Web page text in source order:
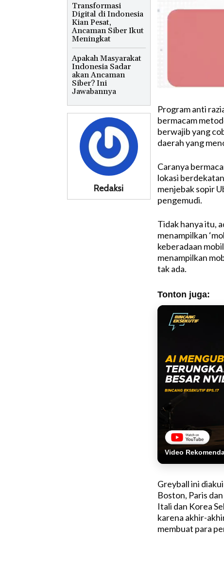
Transformasi
Digital di Indonesia
Kian Pesat,
Ancaman Siber Ikut
Meningkat
Apakah Masyarakat
Indonesia Sadar
akan Ancaman
Siber? Ini
Jawabannya
Redaksi
Program anti
bermacam
berwajib yang
daerah yang
Caranya
lokasi
menjebak sopir
pengemudi.
Tidak hanya itu,
menampilkan
keberadaan
menampilkan
tak ada.
Tonton juga:
Video
Greyball ini
Boston, Paris
Itali dan Korea
karena akhir-
membuat para